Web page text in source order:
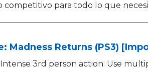
para todo lo que
Madness Returns (PS3)
Intense 3rd person action: Use